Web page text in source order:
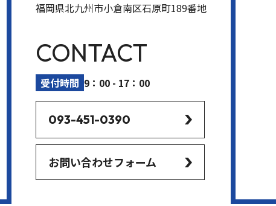
福岡県北九州市小倉南区石原町189番地
CONTACT
受付時間 9：00 - 17：00
093-451-0390
お問い合わせフォーム